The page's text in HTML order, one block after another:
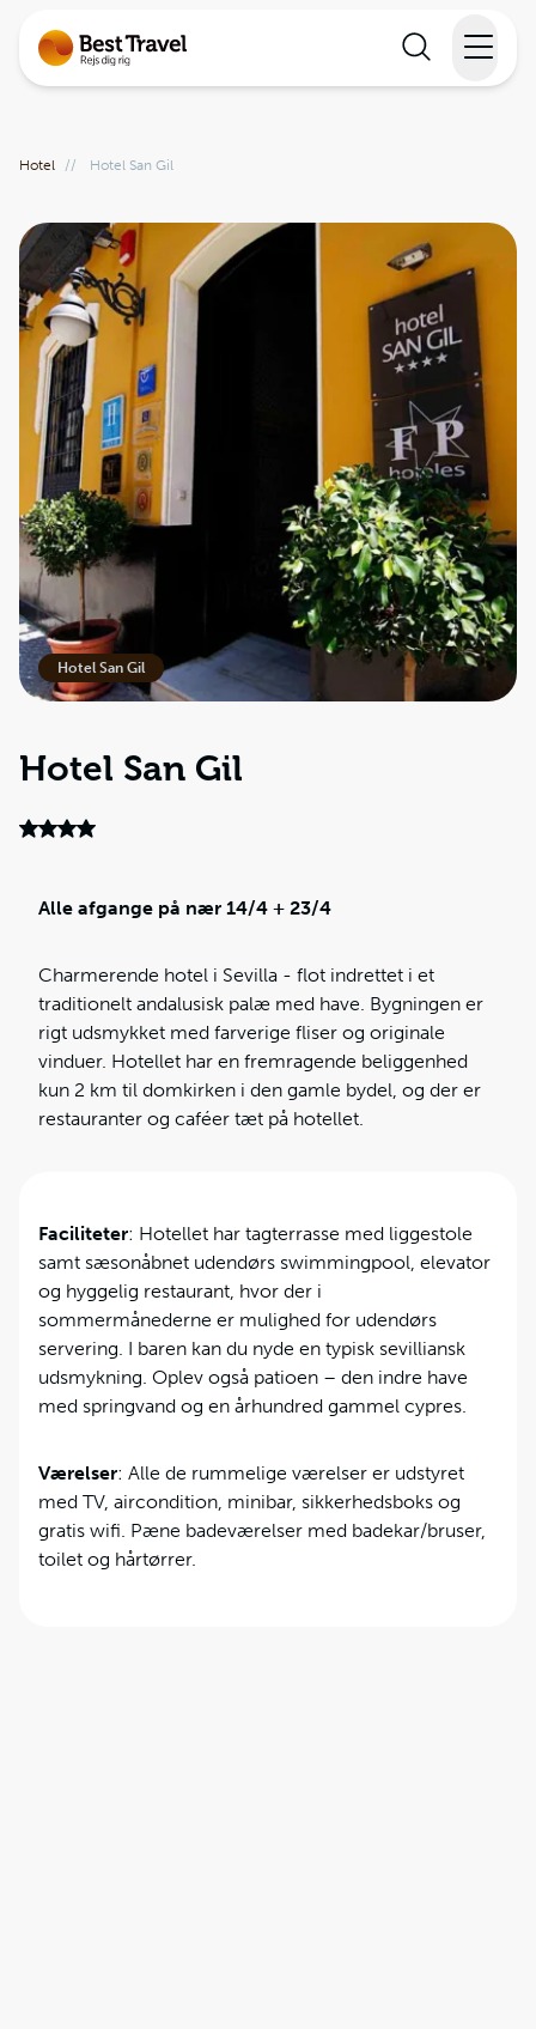
Rejsekalender
Inspiration
Information
Hotel // Hotel San Gil
Hotel San Gil
Hotel San Gil
Alle afgange på nær 14/4 + 23/4
Charmerende hotel i Sevilla - flot indrettet i et
traditionelt andalusisk palæ med have. Bygningen er
rigt udsmykket med farverige fliser og originale
vinduer. Hotellet har en fremragende beliggenhed
kun 2 km til domkirken i den gamle bydel, og der er
restauranter og caféer tæt på hotellet.
Faciliteter: Hotellet har tagterrasse med liggestole
samt sæsonåbnet udendørs swimmingpool, elevator
og hyggelig restaurant, hvor der i
sommermånederne er mulighed for udendørs
servering. I baren kan du nyde en typisk sevilliansk
udsmykning. Oplev også patioen – den indre have
med springvand og en århundred gammel cypres.
Værelser: Alle de rummelige værelser er udstyret
med TV, aircondition, minibar, sikkerhedsboks og
gratis wifi. Pæne badeværelser med badekar/bruser,
toilet og hårtørrer.